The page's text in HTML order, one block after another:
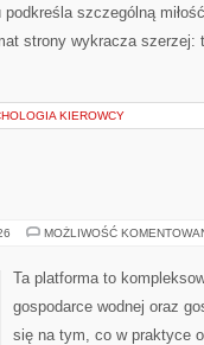
szczególną
strony wykracza szerzej:
KIEROWCY
MOŻLIWOŚĆ
Ta platforma to
gospodarce wodnej oraz
się na tym, co w praktyce